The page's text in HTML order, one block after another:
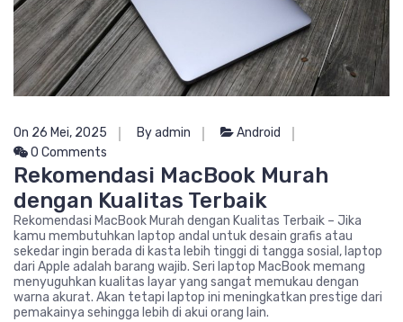
On 26 Mei, 2025 By admin
Android
0 Comments
Rekomendasi MacBook Murah
dengan Kualitas Terbaik
Rekomendasi MacBook Murah dengan Kualitas Terbaik – Jika
kamu membutuhkan laptop andal untuk desain grafis atau
sekedar ingin berada di kasta lebih tinggi di tangga sosial, laptop
dari Apple adalah barang wajib. Seri laptop MacBook memang
menyuguhkan kualitas layar yang sangat memukau dengan
warna akurat. Akan tetapi laptop ini meningkatkan prestige dari
pemakainya sehingga lebih di akui orang lain.